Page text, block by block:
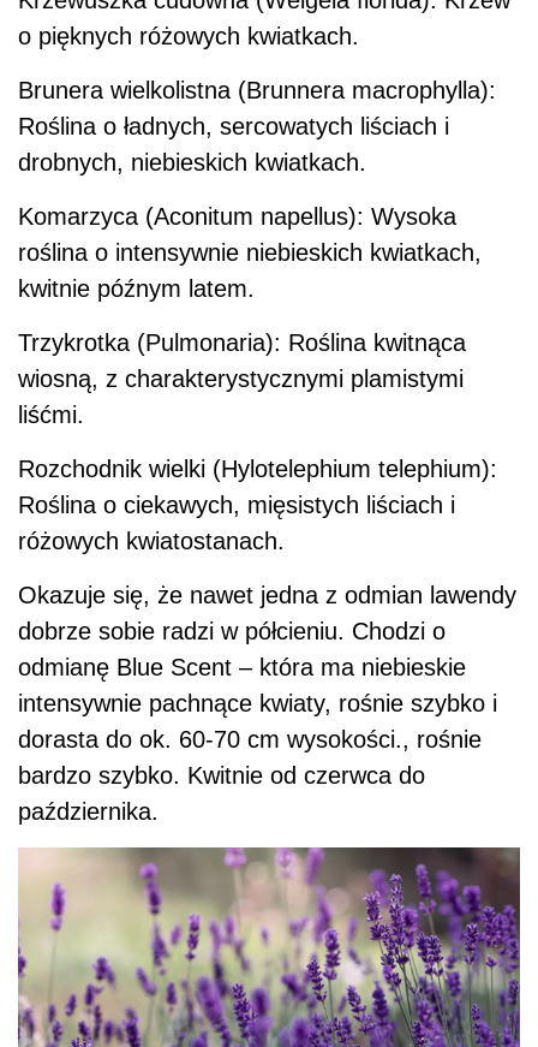
o pięknych różowych kwiatkach.
Brunera wielkolistna (Brunnera macrophylla):
Roślina o ładnych, sercowatych liściach i
drobnych, niebieskich kwiatkach.
Komarzyca (Aconitum napellus): Wysoka
roślina o intensywnie niebieskich kwiatkach,
kwitnie późnym latem.
Trzykrotka (Pulmonaria): Roślina kwitnąca
wiosną, z charakterystycznymi plamistymi
liśćmi.
Rozchodnik wielki (Hylotelephium telephium):
Roślina o ciekawych, mięsistych liściach i
różowych kwiatostanach.
Okazuje się, że nawet jedna z odmian lawendy
dobrze sobie radzi w półcieniu. Chodzi o
odmianę Blue Scent – która ma niebieskie
intensywnie pachnące kwiaty, rośnie szybko i
dorasta do ok. 60-70 cm wysokości., rośnie
bardzo szybko. Kwitnie od czerwca do
października.